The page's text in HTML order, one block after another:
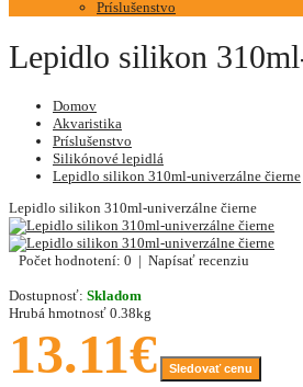
Príslušenstvo
Lepidlo silikon
Domov
Akvaristika
Príslušenstvo
Silikónové lepidlá
Lepidlo silikon 310ml-univerzálne čierne
Lepidlo silikon 310ml-univerzálne čierne
Počet hodnotení: 0 | Napísať recenziu
Dostupnosť: Skladom
Hrubá hmotnosť 0.38kg
13.11€
Sledovať cenu